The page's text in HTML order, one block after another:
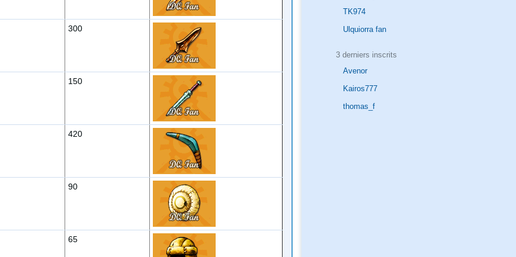
TK974
Ulquiorra fan
3 derniers inscrits
Avenor
Kairos777
thomas_f
300
150
420
90
65